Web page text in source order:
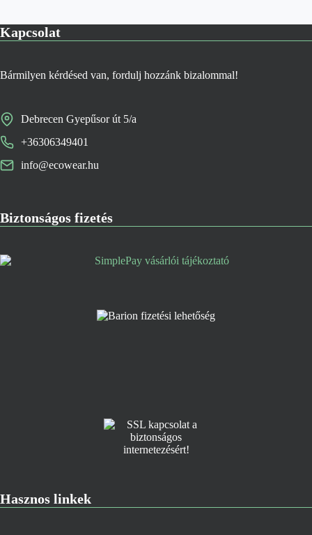
Kapcsolat
Bármilyen kérdésed van, fordulj hozzánk bizalommal!
Debrecen Gyepűsor út 5/a
+36306349401
info@ecowear.hu
Biztonságos fizetés
Hasznos linkek